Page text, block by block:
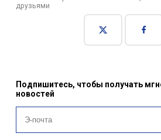
друзьями
Подпишитесь, чтобы получать
новостей